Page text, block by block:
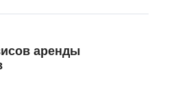
аренды